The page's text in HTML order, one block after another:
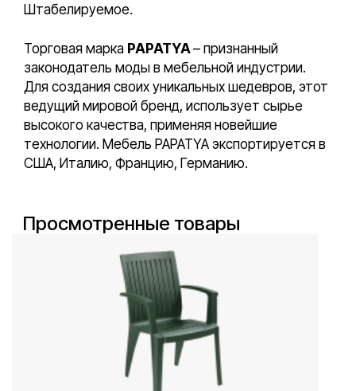
Штабелируемое.
Торговая марка PAPATYA– признанный
законодатель моды в мебельной индустрии.
Для создания своих уникальных шедевров, этот
ведущий мировой бренд, использует сырье
высокого качества, применяя новейшие
технологии. Мебель PAPATYA экспортируется в
США, Италию, Францию, Германию.
Просмотренные товары